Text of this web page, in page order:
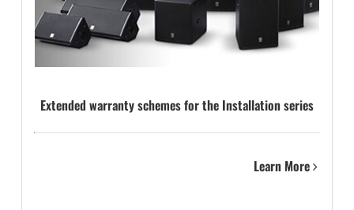
Extended warranty schemes for the Installation series
Learn More